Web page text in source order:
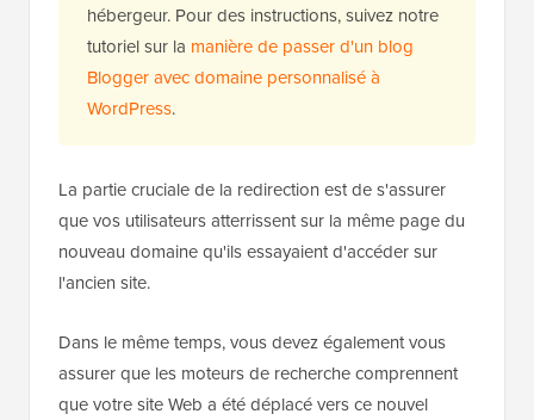
hébergeur. Pour des instructions, suivez notre
tutoriel sur la manière de passer d'un blog
Blogger avec domaine personnalisé à
WordPress.
La partie cruciale de la redirection est de s'assurer
que vos utilisateurs atterrissent sur la même page du
nouveau domaine qu'ils essayaient d'accéder sur
l'ancien site.
Dans le même temps, vous devez également vous
assurer que les moteurs de recherche comprennent
que votre site Web a été déplacé vers ce nouvel